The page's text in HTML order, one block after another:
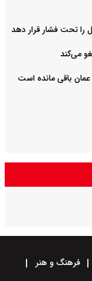
را تحت فشار قرار دهد
می‌کند
عمان باقی مانده است
فرهنگ و هنر